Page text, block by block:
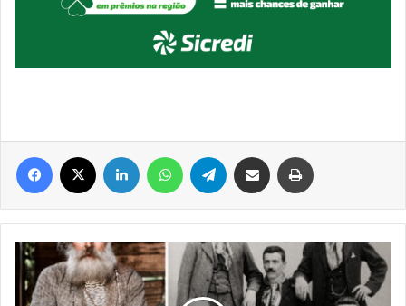
Facebook Linkedin WhatsAppTelegram Compartilhar via e-mail
Monges
de
Pinheirinho: